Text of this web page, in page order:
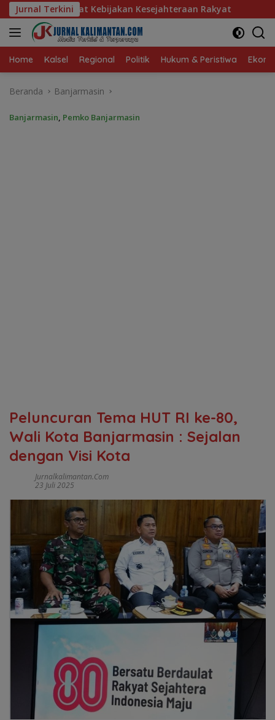
Langsung
ke
konten
Jurnal Terkini
Kesejahteraan Rakyat Baru 10 Persen,
Home Kalsel Regional Politik Hukum & Peristiwa
Beranda Banjarmasin
Banjarmasin, Pemko Banjarmasin
Peluncuran Tema HUT RI ke-80,
Wali Kota Banjarmasin : Sejalan
dengan Visi Kota
Jurnalkalimantan.com
23 Juli 2025